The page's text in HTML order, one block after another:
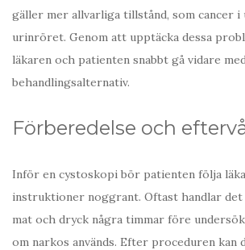
gäller mer allvarliga tillstånd, som cancer i
urinröret. Genom att upptäcka dessa
läkaren och patienten snabbt gå vidare
behandlingsalternativ.
Förberedelse och
Inför en cystoskopi bör patienten följa
instruktioner noggrant. Oftast handlar det
mat och dryck några timmar före
om narkos används. Efter proceduren kan